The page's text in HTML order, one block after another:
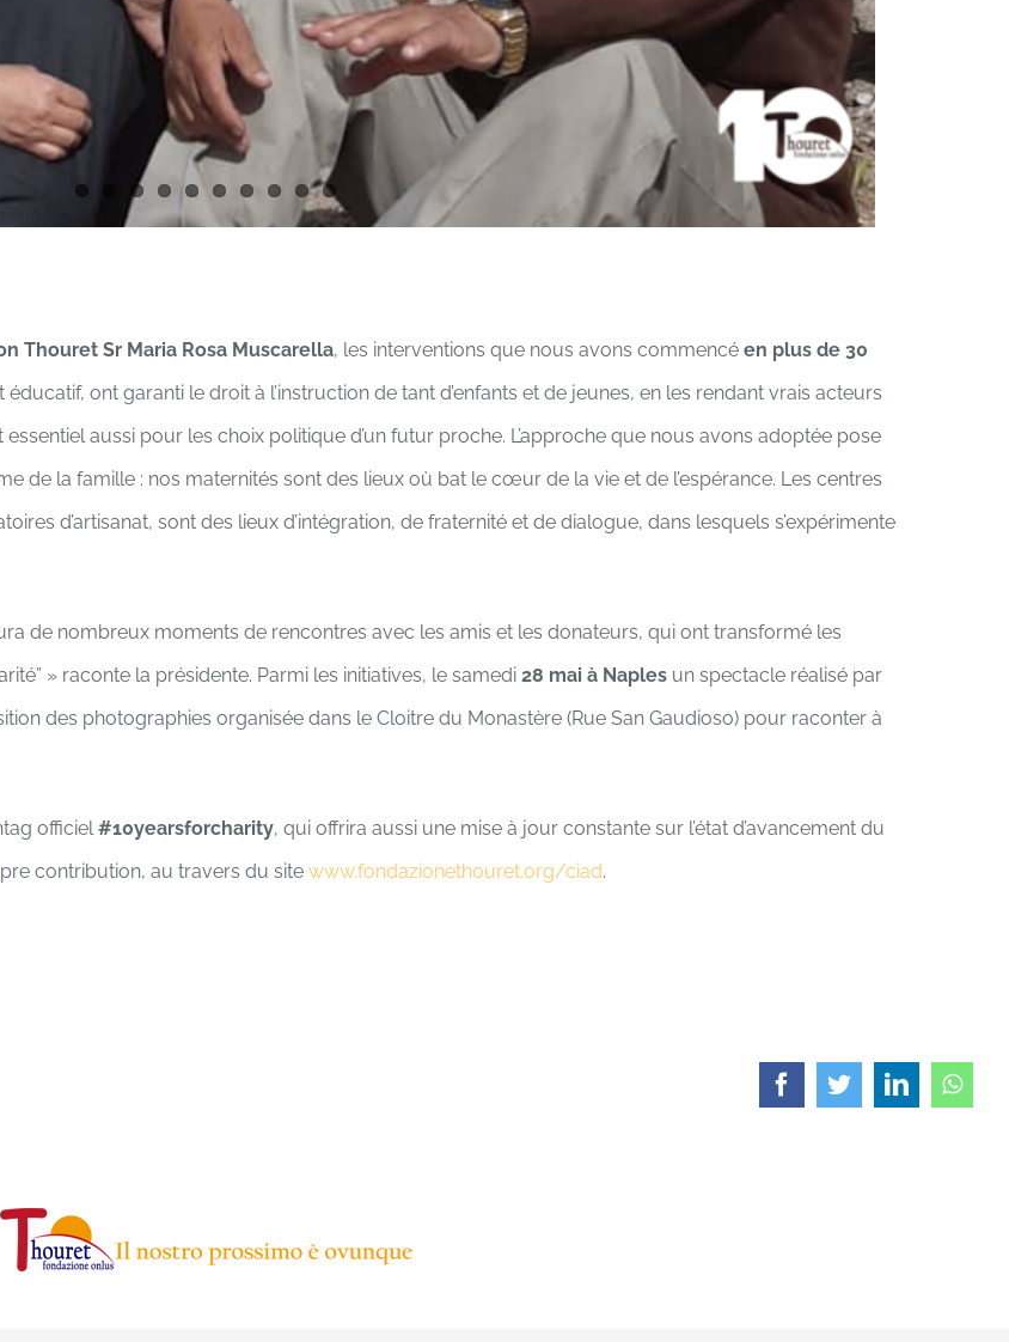
Thouret Sr Maria Rosa Muscarella, les interventions que nous avons commencé en plus de 30
ont garanti le droit à l’instruction de tant d’enfants et de jeunes, en les rendant vrais acteurs
aussi pour les choix politique d’un futur proche. L’approche que nous avons adoptée pose
de la famille : nos maternités sont des lieux où bat le cœur de la vie et de l’espérance. Les centres
d’artisanat, sont des lieux d’intégration, de fraternité et de dialogue, dans lesquels s’expérimente
de nombreux moments de rencontres avec les amis et les donateurs, qui ont transformé les
» raconte la présidente. Parmi les initiatives, le samedi 28 mai à Naplesun spectacle réalisé par
des photographies organisée dans le Cloitre du Monastère (Rue San Gaudioso) pour raconter à
officiel#10yearsforcharity, qui offrira aussi une mise à jour constante sur l’état d’avancement du
contribution, au travers du site www.fondazionethouret.org/ciad.
FacebookTwitterLinkedIn